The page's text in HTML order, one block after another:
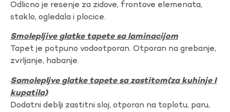
Odlicno je resenje za zidove, frontove elemenata,
staklo, ogledala i plocice.
Smolepljive glatke tapete sa laminacijom
Tapet je potpuno vodootporan. Otporan na grebanje,
zvrljanje, habanje.
Samolepljve glatke tapete sa zastitom(za kuhinje I
kupatila)
Dodatni deblji zastitni sloj, otporan na toplotu, paru,